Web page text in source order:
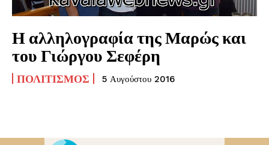
Η αλληλογραφία της Μαρώς και
του Γιώργου Σεφέρη
ΠΟΛΙΤΙΣΜΌΣ 5 Αυγούστου 2016